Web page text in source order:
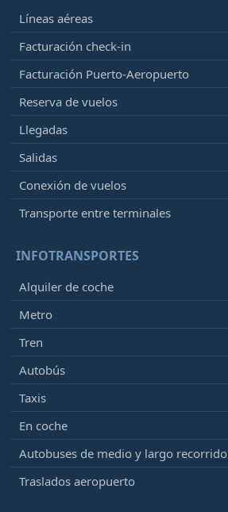
Líneas aéreas
Facturación check-in
Facturación Puerto-Aeropuerto
Reserva de vuelos
Llegadas
Salidas
Conexión de vuelos
Transporte entre terminales
INFOTRANSPORTES
Alquiler de coche
Metro
Tren
Autobús
Taxis
En coche
Autobuses de medio y largo recorrido
Traslados aeropuerto